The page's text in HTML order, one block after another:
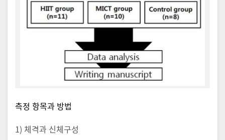
측정 항목과 방법
1) 체격과 신체구성